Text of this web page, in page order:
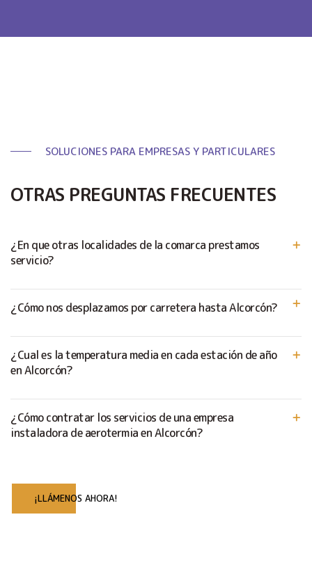
SOLUCIONES PARA EMPRESAS Y PARTICULARES
OTRAS PREGUNTAS FRECUENTES
¿En que otras localidades de la comarca prestamos
servicio?
¿Cómo nos desplazamos por carretera hasta Alcorcón?
¿Cual es la temperatura media en cada estación de año
en Alcorcón?
¿Cómo contratar los servicios de una empresa
instaladora de aerotermia en Alcorcón?
¡LLÁMENOS AHORA!